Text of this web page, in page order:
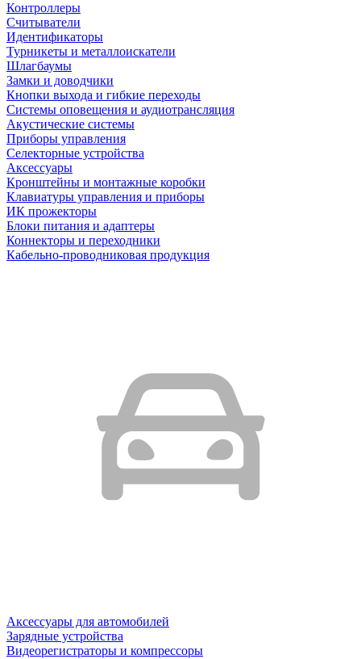
Контроллеры
Считыватели
Идентификаторы
Турникеты и металлоискатели
Шлагбаумы
Замки и доводчики
Кнопки выхода и гибкие переходы
Системы оповещения и аудиотрансляция
Акустические системы
Приборы управления
Селекторные устройства
Аксессуары
Кронштейны и монтажные коробки
Клавиатуры управления и приборы
ИК прожекторы
Блоки питания и адаптеры
Коннекторы и переходники
Кабельно-проводниковая продукция
Аксессуары для автомобилей
Зарядные устройства
Видеорегистраторы и компрессоры